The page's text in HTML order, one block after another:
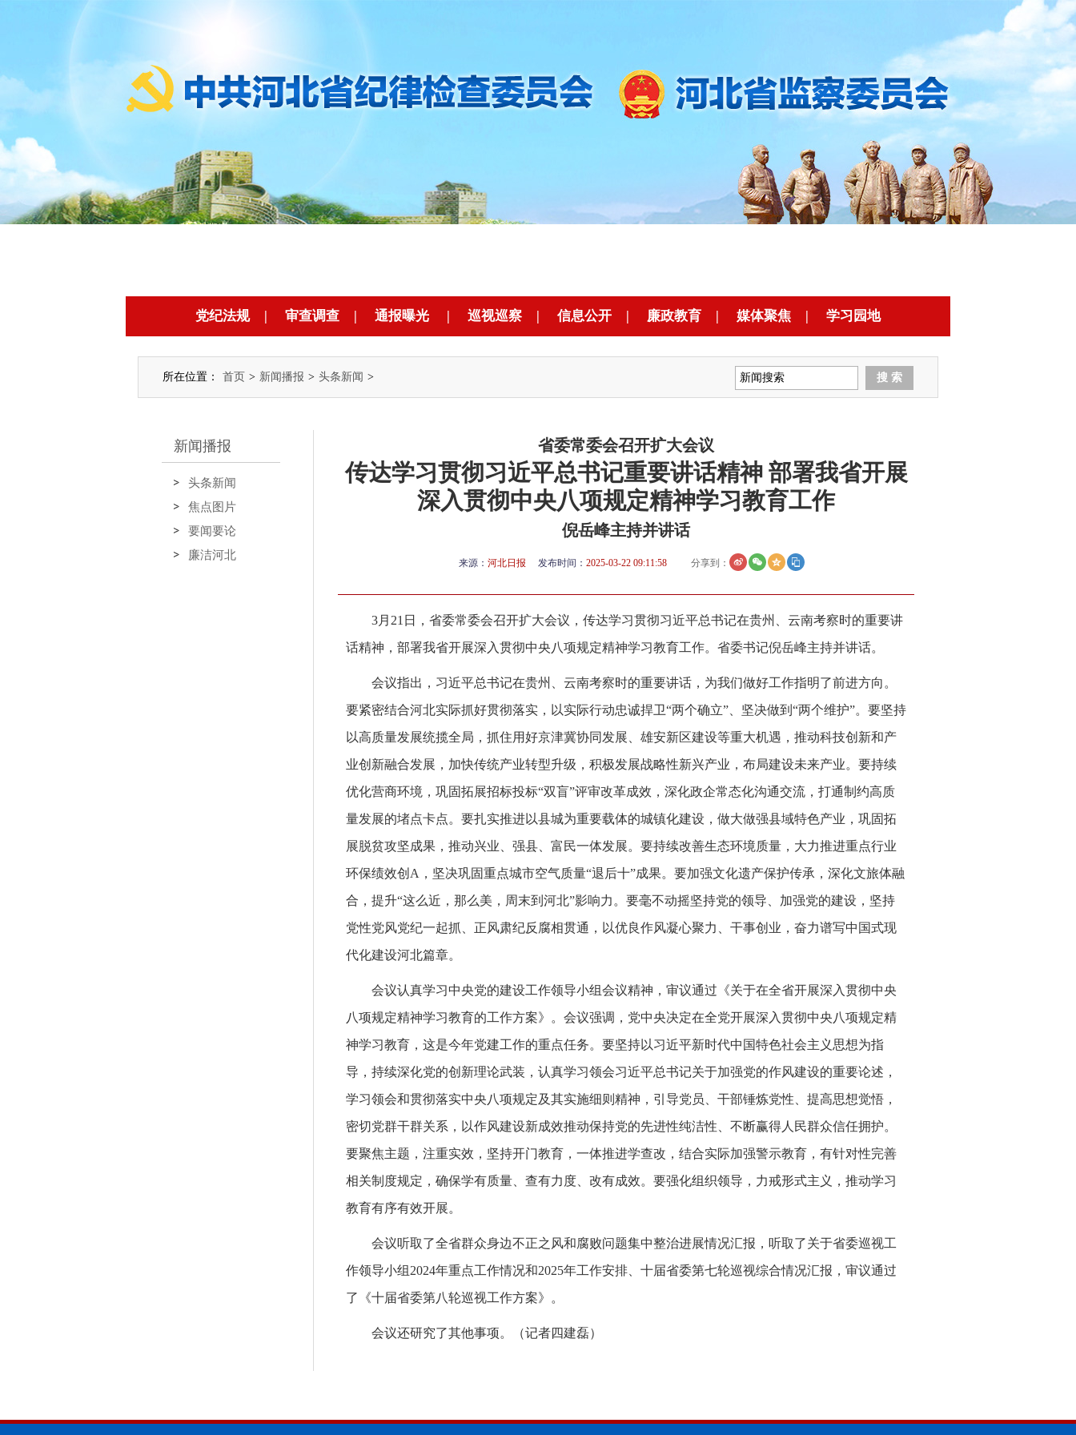
党纪法规 | 审查调查 | 通报曝光 | 巡视巡察 | 信息公开 | 廉政教育 | 媒体聚焦 | 学习园地
所在位置： 首页 > 新闻播报 > 头条新闻 >
新闻播报
头条新闻
焦点图片
要闻要论
廉洁河北
省委常委会召开扩大会议
传达学习贯彻习近平总书记重要讲话精神 部署我省开展
深入贯彻中央八项规定精神学习教育工作
倪岳峰主持并讲话
来源： 河北日报 发布时间： 2025-03-22 09:11:58 分享到：
3月21日，省委常委会召开扩大会议，传达学习贯彻习近平总书记在贵州、云南考察时的重要讲
话精神，部署我省开展深入贯彻中央八项规定精神学习教育工作。省委书记倪岳峰主持并讲话。
会议指出，习近平总书记在贵州、云南考察时的重要讲话，为我们做好工作指明了前进方向。
要紧密结合河北实际抓好贯彻落实，以实际行动忠诚捍卫“两个确立”、坚决做到“两个维护”。要坚持
以高质量发展统揽全局，抓住用好京津冀协同发展、雄安新区建设等重大机遇，推动科技创新和产
业创新融合发展，加快传统产业转型升级，积极发展战略性新兴产业，布局建设未来产业。要持续
优化营商环境，巩固拓展招标投标“双盲”评审改革成效，深化政企常态化沟通交流，打通制约高质
量发展的堵点卡点。要扎实推进以县城为重要载体的城镇化建设，做大做强县域特色产业，巩固拓
展脱贫攻坚成果，推动兴业、强县、富民一体发展。要持续改善生态环境质量，大力推进重点行业
环保绩效创A，坚决巩固重点城市空气质量“退后十”成果。要加强文化遗产保护传承，深化文旅体融
合，提升“这么近，那么美，周末到河北”影响力。要毫不动摇坚持党的领导、加强党的建设，坚持
党性党风党纪一起抓、正风肃纪反腐相贯通，以优良作风凝心聚力、干事创业，奋力谱写中国式现
代化建设河北篇章。
会议认真学习中央党的建设工作领导小组会议精神，审议通过《关于在全省开展深入贯彻中央
八项规定精神学习教育的工作方案》。会议强调，党中央决定在全党开展深入贯彻中央八项规定精
神学习教育，这是今年党建工作的重点任务。要坚持以习近平新时代中国特色社会主义思想为指
导，持续深化党的创新理论武装，认真学习领会习近平总书记关于加强党的作风建设的重要论述，
学习领会和贯彻落实中央八项规定及其实施细则精神，引导党员、干部锤炼党性、提高思想觉悟，
密切党群干群关系，以作风建设新成效推动保持党的先进性纯洁性、不断赢得人民群众信任拥护。
要聚焦主题，注重实效，坚持开门教育，一体推进学查改，结合实际加强警示教育，有针对性完善
相关制度规定，确保学有质量、查有力度、改有成效。要强化组织领导，力戒形式主义，推动学习
教育有序有效开展。
会议听取了全省群众身边不正之风和腐败问题集中整治进展情况汇报，听取了关于省委巡视工
作领导小组2024年重点工作情况和2025年工作安排、十届省委第七轮巡视综合情况汇报，审议通过
了《十届省委第八轮巡视工作方案》。
会议还研究了其他事项。 （记者四建磊）